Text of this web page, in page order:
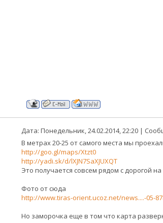
Дата: Понедельник, 24.02.2014, 22:20 |
В метрах 20-25 от самого места мы
http://goo.gl/maps/Xtzt0
http://yadi.sk/d/lXJN7SaXJUXQT
Это получается совсем рядом с дорогой
Фото от сюда
http://www.tiras-orient.ucoz.net/news....-05-
Но заморочка еще в том что карта